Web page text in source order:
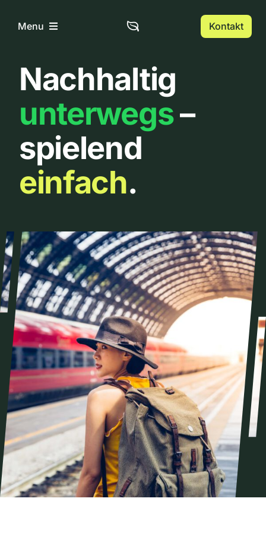
InhaltMenu
Home
Über uns
Urbanlist
Kontakt
Nachhaltig
unterwegs–
spielend
einfach.